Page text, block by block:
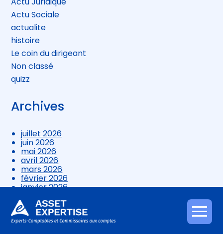
Aller
au
Actu Sociale
actualite
histoire
Le coin du dirigeant
Non classé
quizz
Archives
juillet 2026
juin 2026
mai 2026
avril 2026
mars 2026
février 2026
janvier 2026
novembre 2025
octobre 2025
septembre 2025